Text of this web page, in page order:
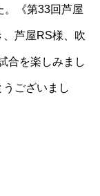
《第33回芦屋
芦屋RS様、吹
合を楽しみまし
ございまし